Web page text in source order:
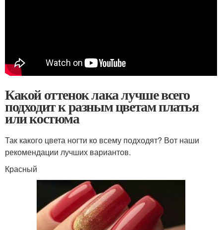
Какой оттенок лака лучше всего
подходит к разным цветам платья
или костюма
Так какого цвета ногти ко всему подходят? Вот наши
рекомендации лучших вариантов.
Красный